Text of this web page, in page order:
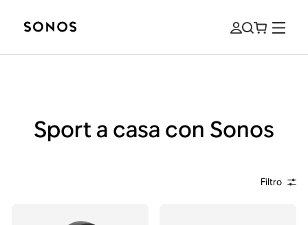
Sport a casa con Sonos
Filtro